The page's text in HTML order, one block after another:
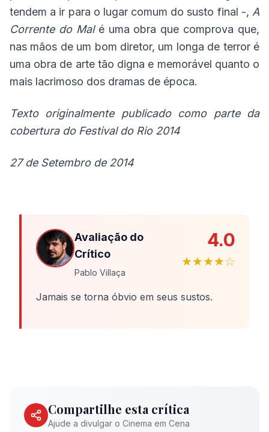
tendem a ir para o lugar comum do susto final -, A
Corrente do Malé uma obra que comprova que,
nas mãos de um bom diretor, um longa de terror é
uma obra de arte tão digna e memorável quanto o
mais lacrimoso dos dramas de época.
Texto originalmente publicado como parte da
cobertura do Festival do Rio 2014
27 de Setembro de 2014
Avaliação do
Crítico
Pablo Villaça
4.0
★★★★☆
Jamais se torna óbvio em seus sustos.
Compartilhe esta crítica
Ajude a divulgar o Cinema em Cena